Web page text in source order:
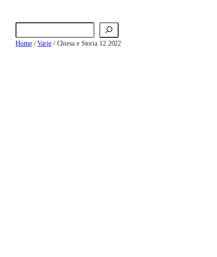
Home/Varie/ Chiesa e Storia 12.2022